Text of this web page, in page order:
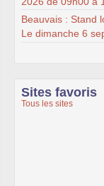
Beauvais : Stand
Le dimanche 6
Sites favoris
Tous les sites